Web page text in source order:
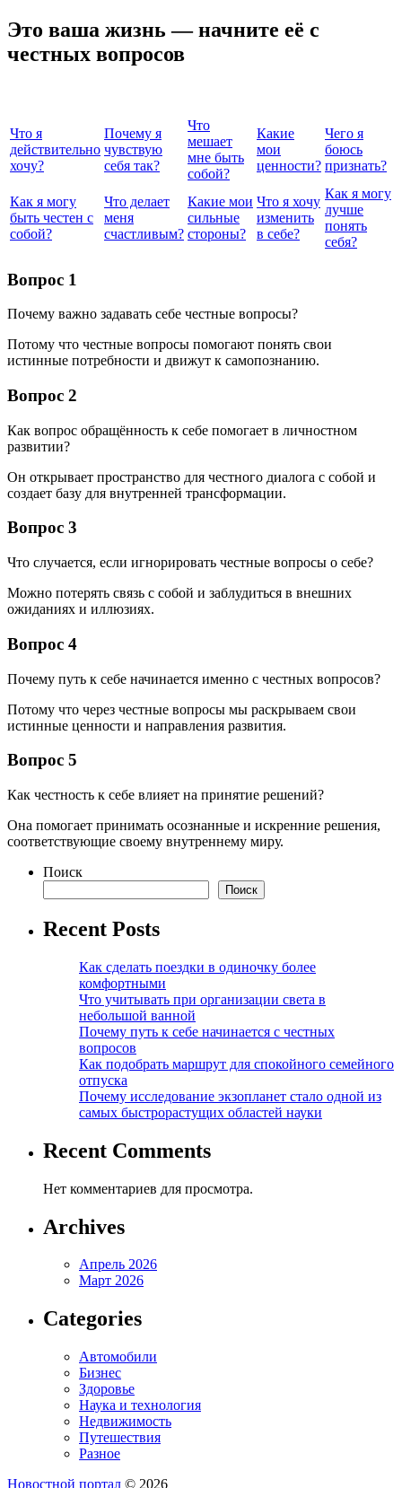
Это ваша жизнь — начните её с
честных вопросов
Что я
действительно
хочу?
Почему я
чувствую
себя так?
Что
мешает
мне быть
собой?
Какие
мои
ценности?
Чего я
боюсь
признать?
Как я могу
быть честен с
собой?
Что делает
меня
счастливым?
Какие мои
сильные
стороны?
Что я хочу
изменить
в себе?
Как я могу
лучше
понять
себя?
Вопрос 1
Почему важно задавать себе честные вопросы?
Потому что честные вопросы помогают понять свои
истинные потребности и движут к самопознанию.
Вопрос 2
Как вопрос обращённость к себе помогает в личностном
развитии?
Он открывает пространство для честного диалога с собой и
создает базу для внутренней трансформации.
Вопрос 3
Что случается, если игнорировать честные вопросы о себе?
Можно потерять связь с собой и заблудиться в внешних
ожиданиях и иллюзиях.
Вопрос 4
Почему путь к себе начинается именно с честных вопросов?
Потому что через честные вопросы мы раскрываем свои
истинные ценности и направления развития.
Вопрос 5
Как честность к себе влияет на принятие решений?
Она помогает принимать осознанные и искренние решения,
соответствующие своему внутреннему миру.
Поиск
Поиск
Recent Posts
Как сделать поездки в одиночку более
комфортными
Что учитывать при организации света в
небольшой ванной
Почему путь к себе начинается с честных
вопросов
Как подобрать маршрут для спокойного семейного
отпуска
Почему исследование экзопланет стало одной из
самых быстрорастущих областей науки
Recent Comments
Нет комментариев для просмотра.
Archives
Апрель 2026
Март 2026
Categories
Автомобили
Бизнес
Здоровье
Наука и технология
Недвижимость
Путешествия
Разное
Новостной портал © 2026